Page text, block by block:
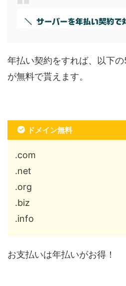
年払い契約をすれば、以下
が無料で貰えます。
ドメイン無料
.com
.net
.org
.biz
.info
お支払いは年払いがお得！